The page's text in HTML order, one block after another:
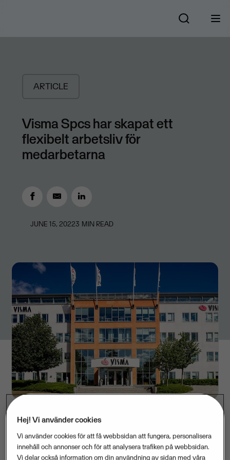
ARTICLE
Visma Spcs har skapat ett
flexibelt arbetsliv för
medarbetarna
JUNE 15, 20223 MIN READ
Ledorden för Visma Spcs som arbetsplats är
inkludering, flexibilitet och hybridlösningar. Nu tar man
Hej! Vi använder cookies
Vi använder cookies för att få webbsidan att fungera, personalisera
innehåll och annonser och för att analysera trafiken på webbsidan.
Vi delar också information om din användning av sidan med våra